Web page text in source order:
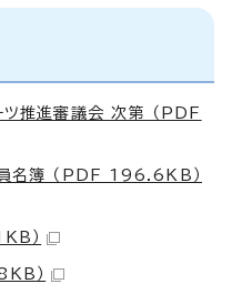
推進審議会 次第 （PDF
名簿 （PDF 196.6KB）
）
）